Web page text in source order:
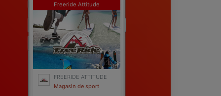
Freeride Attitude
FREERIDE ATTITUDE
Magasin de sport